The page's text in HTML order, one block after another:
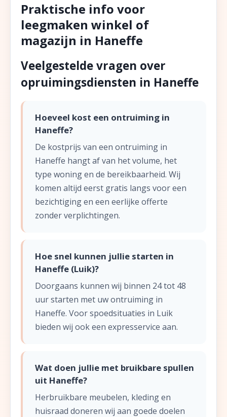
Praktische info voor
leegmaken winkel of
magazijn in Haneffe
Veelgestelde vragen over
opruimingsdiensten in Haneffe
Hoeveel kost een ontruiming in
Haneffe?
De kostprijs van een ontruiming in
Haneffe hangt af van het volume, het
type woning en de bereikbaarheid. Wij
komen altijd eerst gratis langs voor een
bezichtiging en een eerlijke offerte
zonder verplichtingen.
Hoe snel kunnen jullie starten in
Haneffe (Luik)?
Doorgaans kunnen wij binnen 24 tot 48
uur starten met uw ontruiming in
Haneffe. Voor spoedsituaties in Luik
bieden wij ook een expresservice aan.
Wat doen jullie met bruikbare spullen
uit Haneffe?
Herbruikbare meubelen, kleding en
huisraad doneren wij aan goede doelen